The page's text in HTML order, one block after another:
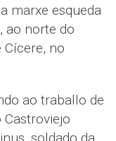
marxe esqueda
ao norte do
Cícere, no
ao traballo de
Castroviejo
soldado da